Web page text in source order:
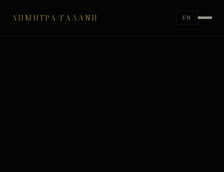
ΔΉΜΗΤΡΑ ΓΑΛΆΝΗ EN